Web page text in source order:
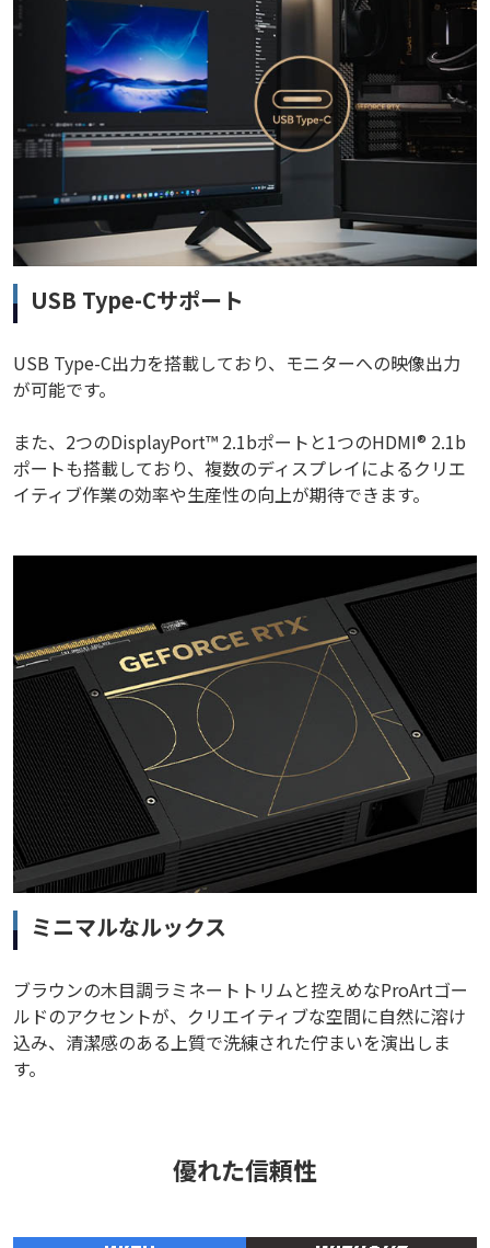
USB Type-Cサポート
USB Type-C出力を搭載しており、モニターへの映像出力
が可能です。
また、2つのDisplayPort™ 2.1bポートと1つのHDMI® 2.1b
ポートも搭載しており、複数のディスプレイによるクリエ
イティブ作業の効率や生産性の向上が期待できます。
ミニマルなルックス
ブラウンの木目調ラミネートトリムと控えめなProArtゴー
ルドのアクセントが、クリエイティブな空間に自然に溶け
込み、清潔感のある上質で洗練された佇まいを演出しま
す。
優れた信頼性